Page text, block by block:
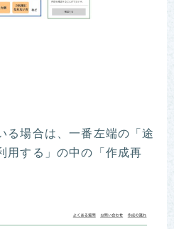
る場合は、一番左端の「途
用する」の中の「作成再